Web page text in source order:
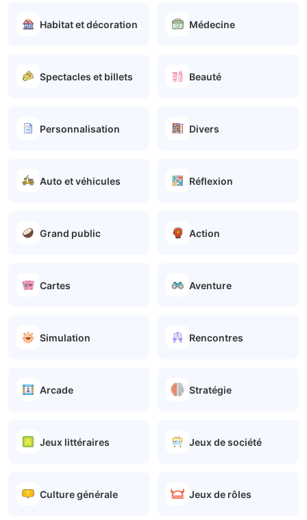
Habitat et décoration Médecine
Spectacles et billets Beauté
Personnalisation Divers
Auto et véhicules Réflexion
Grand public Action
Cartes Aventure
Simulation Rencontres
Arcade Stratégie
Jeux littéraires Jeux de société
Culture générale Jeux de rôles